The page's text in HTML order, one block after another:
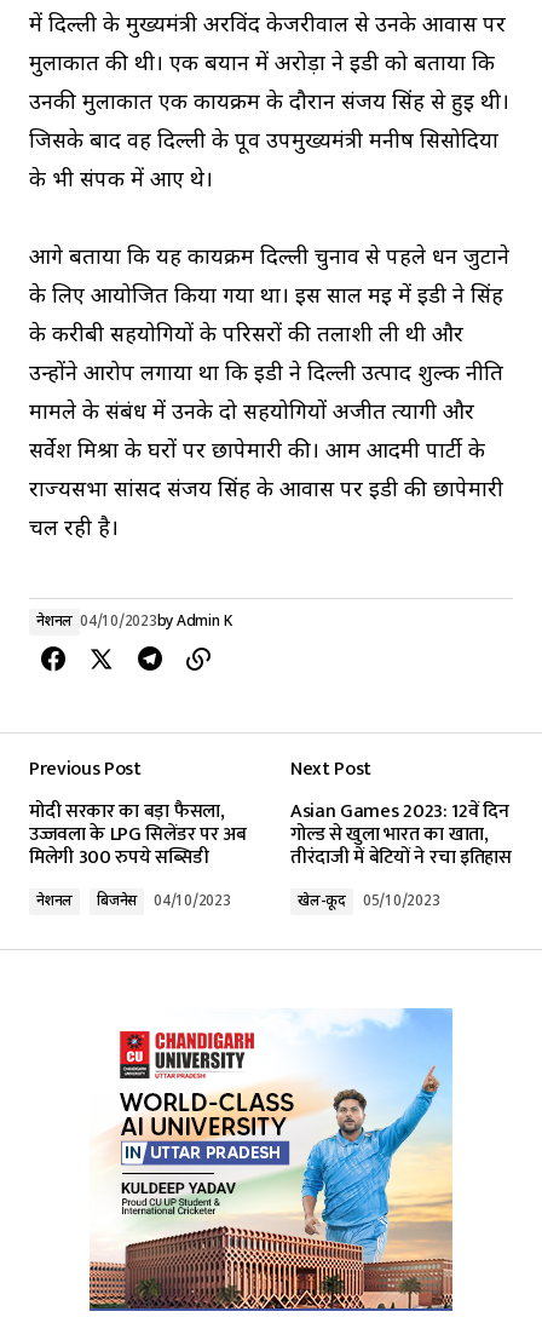
में दिल्ली के मुख्यमंत्री अरविंद केजरीवाल से उनके आवास पर
मुलाकात की थी। एक बयान में अरोड़ा ने ईडी को बताया कि
उनकी मुलाकात एक कार्यक्रम के दौरान संजय सिंह से हुई थी।
जिसके बाद वह दिल्ली के पूर्व उपमुख्यमंत्री मनीष सिसोदिया
के भी संपर्क में आए थे।
आगे बताया कि यह कार्यक्रम दिल्ली चुनाव से पहले धन जुटाने
के लिए आयोजित किया गया था। इस साल मई में ईडी ने सिंह
के करीबी सहयोगियों के परिसरों की तलाशी ली थी और
उन्होंने आरोप लगाया था कि ईडी ने दिल्ली उत्पाद शुल्क नीति
मामले के संबंध में उनके दो सहयोगियों अजीत त्यागी और
सर्वेश मिश्रा के घरों पर छापेमारी की। आम आदमी पार्टी के
राज्यसभा सांसद संजय सिंह के आवास पर ईडी की छापेमारी
चल रही है।
नेशनल 04/10/2023byAdmin K
Previous Post
मोदी सरकार का बड़ा फैसला,
उज्जवला के LPG सिलेंडर पर अब
मिलेगी 300 रुपये सब्सिडी
नेशनल बिजनेस 04/10/2023
Next Post
Asian Games 2023: 12वें दिन
गोल्ड से खुला भारत का खाता,
तीरंदाजी में बेटियों ने रचा इतिहास
खेल-कूद 05/10/2023